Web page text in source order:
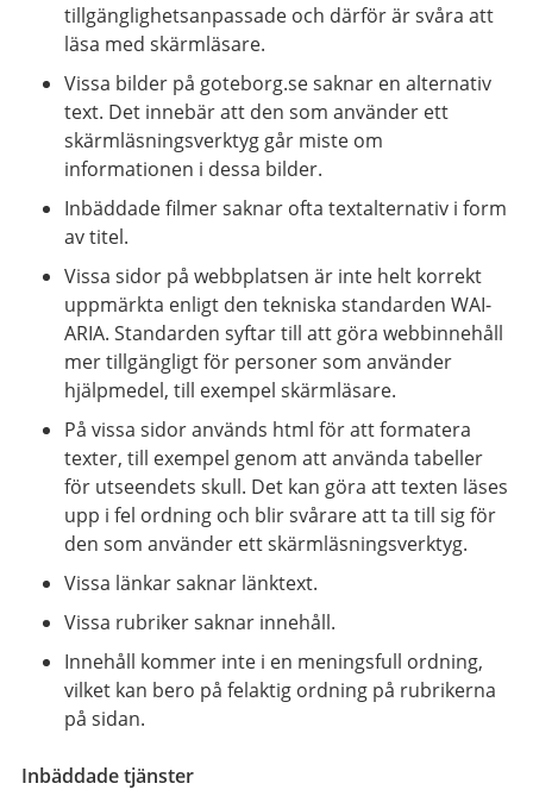
tillgänglighetsanpassade och därför är svåra att
läsa med skärmläsare.
Vissa bilder på goteborg.se saknar en alternativ
text. Det innebär att den som använder ett
skärmläsningsverktyg går miste om
informationen i dessa bilder.
Inbäddade filmer saknar ofta textalternativ i form
av titel.
Vissa sidor på webbplatsen är inte helt korrekt
uppmärkta enligt den tekniska standarden WAI-
ARIA. Standarden syftar till att göra webbinnehåll
mer tillgängligt för personer som använder
hjälpmedel, till exempel skärmläsare.
På vissa sidor används html för att formatera
texter, till exempel genom att använda tabeller
för utseendets skull. Det kan göra att texten läses
upp i fel ordning och blir svårare att ta till sig för
den som använder ett skärmläsningsverktyg.
Vissa länkar saknar länktext.
Vissa rubriker saknar innehåll.
Innehåll kommer inte i en meningsfull ordning,
vilket kan bero på felaktig ordning på rubrikerna
på sidan.
Inbäddade tjänster